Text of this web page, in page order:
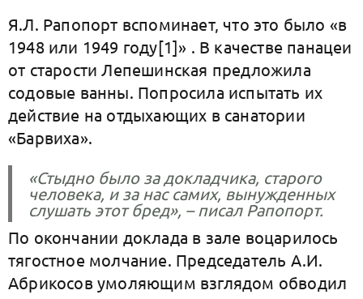
Я.Л. Рапопорт вспоминает, что это было «в
1948 или 1949 году[1]» . В качестве панацеи
от старости Лепешинская предложила
содовые ванны. Попросила испытать их
действие на отдыхающих в санатории
«Барвиха».
«Стыдно было за докладчика, старого
человека, и за нас самих, вынужденных
слушать этот бред», – писал Рапопорт.
По окончании доклада в зале воцарилось
тягостное молчание. Председатель А.И.
Абрикосов умоляющим взглядом обводил